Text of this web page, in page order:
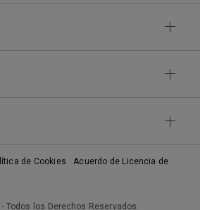
de Cookies
Acuerdo de Licencia de
Todos los Derechos Reservados.